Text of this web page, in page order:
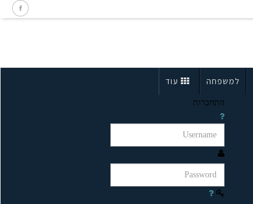
למשפחה עוד
התחברות